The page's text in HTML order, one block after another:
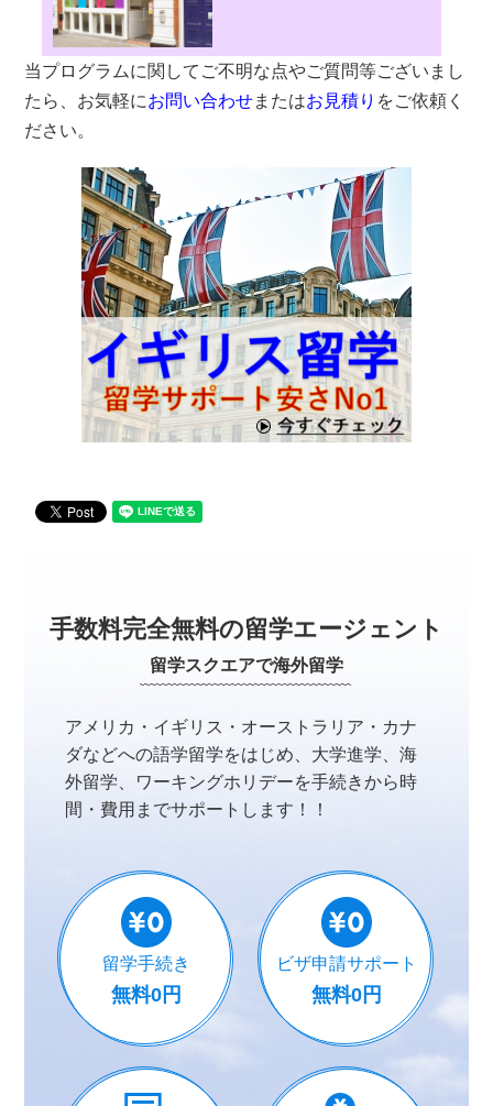
当プログラムに関してご不明な点やご質問等ございまし
たら、お気軽にお問い合わせまたはお見積り をご依頼く
ださい。
手数料完全無料の留学エージェント
留学スクエアで海外留学
アメリカ・イギリス・オーストラリア・カナ
ダなどへの語学留学をはじめ、大学進学、海
外留学、ワーキングホリデーを手続きから時
間・費用までサポートします！！
留学手続き
無料0円
ビザ申請サポート
無料0円